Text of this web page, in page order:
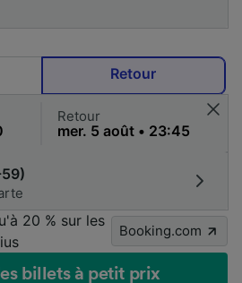
Retour
Retour
20 % sur les
Booking.com
billets à petit prix